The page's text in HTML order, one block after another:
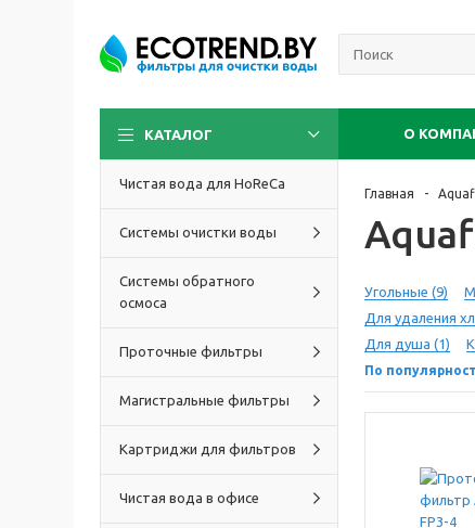
КАТАЛОГ О
Чистая вода для HoReCa
Системы очистки воды
Системы обратного
осмоса
Проточные фильтры
Магистральные фильтры
Картриджи для фильтров
Чистая вода в офисе
Главная
Угольные (9)
Для удаления
Для душа (1)
По